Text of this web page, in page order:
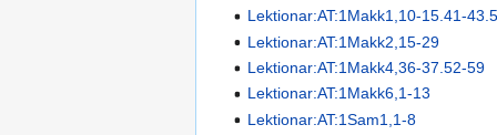
Lektionar:AT:1Makk1,10-15.41-
Lektionar:AT:1Makk2,15-29
Lektionar:AT:1Makk4,36-37.52-59
Lektionar:AT:1Makk6,1-13
Lektionar:AT:1Sam1,1-8